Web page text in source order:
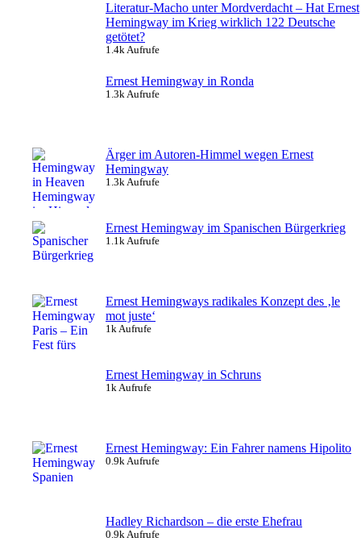
Literatur-Macho unter Mordverdacht – Hat Ernest
Hemingway im Krieg wirklich 122 Deutsche
getötet?
1.4k Aufrufe
Ernest Hemingway in Ronda
1.3k Aufrufe
Ärger im Autoren-Himmel wegen Ernest
Hemingway
1.3k Aufrufe
Ernest Hemingway im Spanischen Bürgerkrieg
1.1k Aufrufe
Ernest Hemingways radikales Konzept des ‚le
mot juste‘
1k Aufrufe
Ernest Hemingway in Schruns
1k Aufrufe
Ernest Hemingway: Ein Fahrer namens Hipolito
0.9k Aufrufe
Hadley Richardson – die erste Ehefrau
0.9k Aufrufe